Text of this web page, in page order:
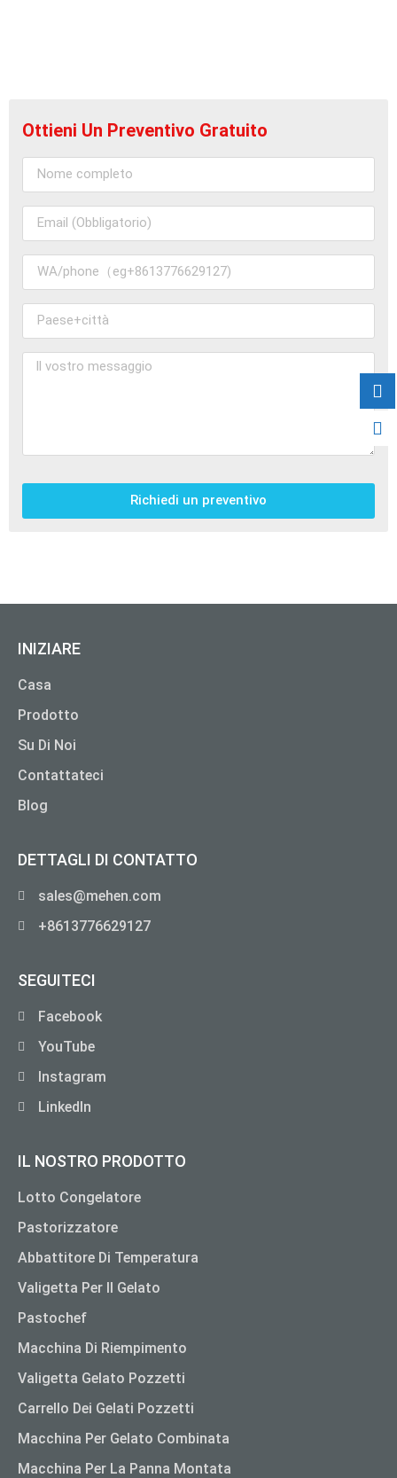
Ottieni Un Preventivo Gratuito
Richiedi un preventivo
INIZIARE
Casa
Prodotto
Su Di Noi
Contattateci
Blog
DETTAGLI DI CONTATTO
sales@mehen.com
+8613776629127
SEGUITECI
Facebook
YouTube
Instagram
LinkedIn
IL NOSTRO PRODOTTO
Lotto Congelatore
Pastorizzatore
Abbattitore Di Temperatura
Valigetta Per Il Gelato
Pastochef
Macchina Di Riempimento
Valigetta Gelato Pozzetti
Carrello Dei Gelati Pozzetti
Macchina Per Gelato Combinata
Macchina Per La Panna Montata